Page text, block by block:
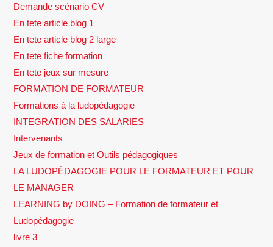
Demande scénario CV
En tete article blog 1
En tete article blog 2 large
En tete fiche formation
En tete jeux sur mesure
FORMATION DE FORMATEUR
Formations à la ludopédagogie
INTEGRATION DES SALARIES
Intervenants
Jeux de formation et Outils pédagogiques
LA LUDOPÉDAGOGIE POUR LE FORMATEUR ET POUR
LE MANAGER
LEARNING by DOING – Formation de formateur et
Ludopédagogie
livre 3